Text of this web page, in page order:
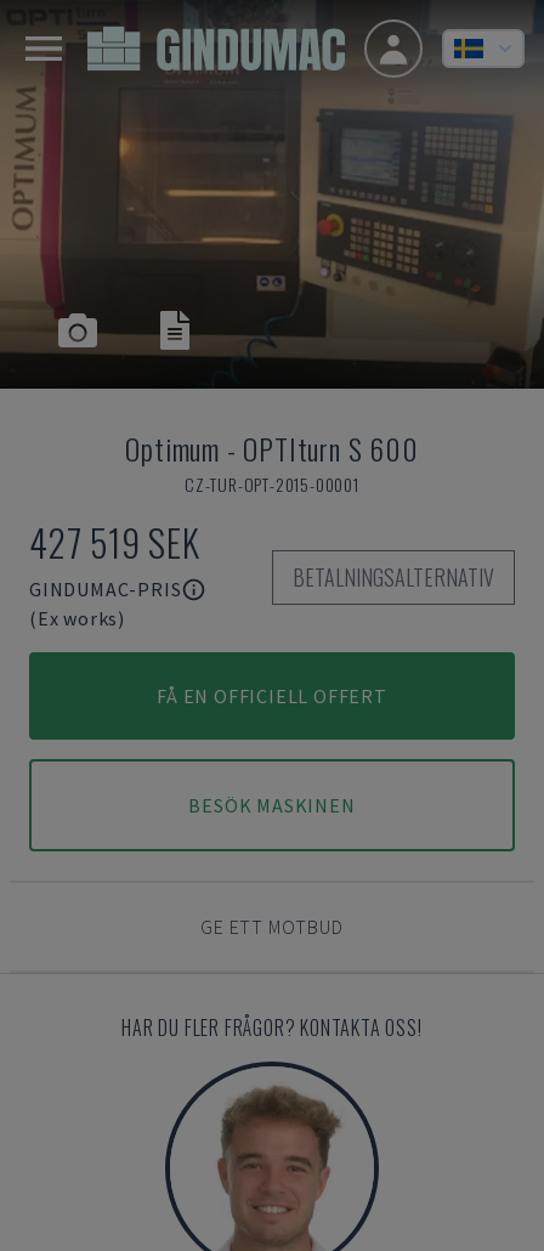
Optimum - OPTIturn S 600
CZ-TUR-OPT-2015-00001
427 519 SEK
GINDUMAC-PRIS
(Ex works)
BETALNINGSALTERNATIV
FÅ EN OFFICIELL OFFERT
BESÖK MASKINEN
GE ETT MOTBUD
HAR DU FLER FRÅGOR? KONTAKTA OSS!